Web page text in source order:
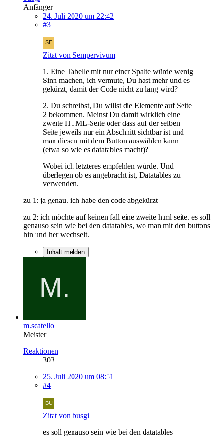
Anfänger
24. Juli 2020 um 22:42
#3
Zitat von Sempervivum
1. Eine Tabelle mit nur einer Spalte würde wenig
Sinn machen, ich vermute, Du hast mehr und es
gekürzt, damit der Code nicht zu lang wird?
2. Du schreibst, Du willst die Elemente auf Seite
2 bekommen. Meinst Du damit wirklich eine
zweite HTML-Seite oder dass auf der selben
Seite jeweils nur ein Abschnitt sichtbar ist und
man diesen mit dem Button auswählen kann
(etwa so wie es datatables macht)?
Wobei ich letzteres empfehlen würde. Und
überlegen ob es angebracht ist, Datatables zu
verwenden.
zu 1: ja genau. ich habe den code abgekürzt
zu 2: ich möchte auf keinen fall eine zweite html seite. es soll
genauso sein wie bei den datatables, wo man mit den buttons
hin und her wechselt.
Inhalt melden
m.scatello
Meister
Reaktionen
303
25. Juli 2020 um 08:51
#4
Zitat von busgi
es soll genauso sein wie bei den datatables